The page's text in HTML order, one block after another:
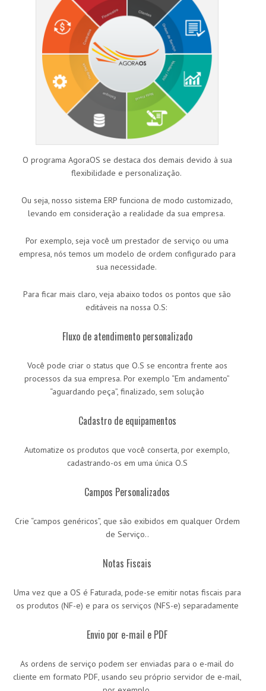
O programa AgoraOS se destaca dos demais devido à sua
flexibilidade e personalização.
Ou seja, nosso sistema ERP funciona de modo customizado,
levando em consideração a realidade da sua empresa.
Por exemplo, seja você um prestador de serviço ou uma
empresa, nós temos um modelo de ordem configurado para
sua necessidade.
Para ficar mais claro, veja abaixo todos os pontos que são
editáveis na nossa O.S:
Fluxo de atendimento personalizado
Você pode criar o status que O.S se encontra frente aos
processos da sua empresa. Por exemplo “Em andamento”
“aguardando peça”, finalizado, sem solução
Cadastro de equipamentos
Automatize os produtos que você conserta, por exemplo,
cadastrando-os em uma única O.S
Campos Personalizados
Crie “campos genéricos”, que são exibidos em qualquer Ordem
de Serviço..
Notas Fiscais
Uma vez que a OS é Faturada, pode-se emitir notas fiscais para
os produtos (NF-e) e para os serviços (NFS-e) separadamente
Envio por e-mail e PDF
As ordens de serviço podem ser enviadas para o e-mail do
cliente em formato PDF, usando seu próprio servidor de e-mail,